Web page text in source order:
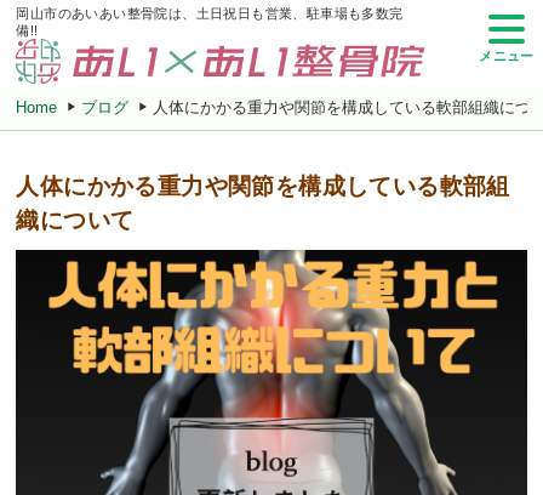
岡山市のあいあい整骨院は、土日祝日も営業、駐車場も多数完
備!!
メニュー
Home ブログ 人体にかかる重力や関節を構成している軟部組織につ
人体にかかる重力や関節を構成している軟部組
織について